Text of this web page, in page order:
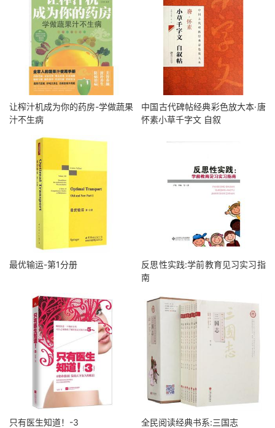
让榨汁机成为你的药房-学做蔬果
汁不生病
中国古代碑帖经典彩色放大本·唐
怀素小草千字文 自叙
最优输运-第1分册
反思性实践:学前教育见习实习指
南
只有医生知道！-3 全民阅读经典书系:三国志